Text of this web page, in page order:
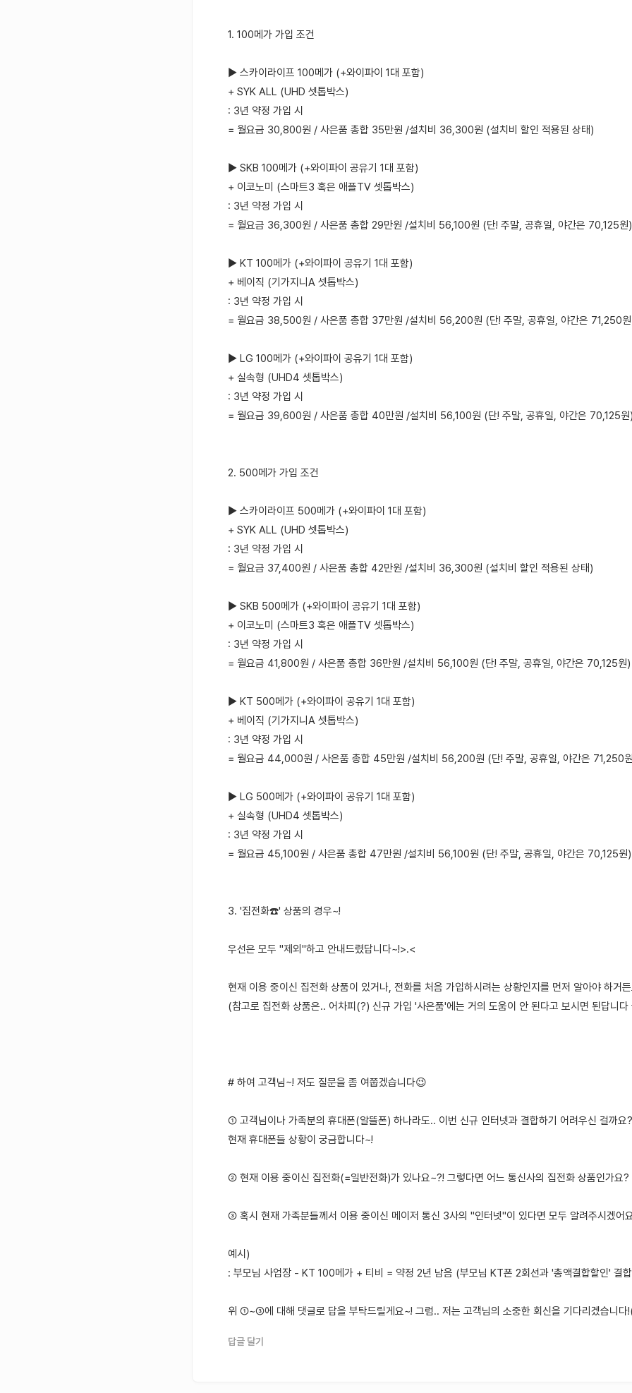
1. 100메가 가입 조건
▶ 스카이라이프 100메가 (+와이파이 1대 포함)
+ SYK ALL (UHD 셋톱박스)
: 3년 약정 가입 시
= 월요금 30,800원 / 사은품 총합 35만원 /설치비 36,300원 (설치비 할인 적용된 상태)
▶ SKB 100메가 (+와이파이 공유기 1대 포함)
+ 이코노미 (스마트3 혹은 애플TV 셋톱박스)
: 3년 약정 가입 시
= 월요금 36,300원 / 사은품 총합 29만원 /설치비 56,100원 (단! 주말, 공휴일, 야간은 70,125원)
▶ KT 100메가 (+와이파이 공유기 1대 포함)
+ 베이직 (기가지니A 셋톱박스)
: 3년 약정 가입 시
= 월요금 38,500원 / 사은품 총합 37만원 /설치비 56,200원 (단! 주말, 공휴일, 야간은 71,250
▶ LG 100메가 (+와이파이 공유기 1대 포함)
+ 실속형 (UHD4 셋톱박스)
: 3년 약정 가입 시
= 월요금 39,600원 / 사은품 총합 40만원 /설치비 56,100원 (단! 주말, 공휴일, 야간은 70,125
2. 500메가 가입 조건
▶ 스카이라이프 500메가 (+와이파이 1대 포함)
+ SYK ALL (UHD 셋톱박스)
: 3년 약정 가입 시
= 월요금 37,400원 / 사은품 총합 42만원 /설치비 36,300원 (설치비 할인 적용된 상태)
▶ SKB 500메가 (+와이파이 공유기 1대 포함)
+ 이코노미 (스마트3 혹은 애플TV 셋톱박스)
: 3년 약정 가입 시
= 월요금 41,800원 / 사은품 총합 36만원 /설치비 56,100원 (단! 주말, 공휴일, 야간은 70,125원)
▶ KT 500메가 (+와이파이 공유기 1대 포함)
+ 베이직 (기가지니A 셋톱박스)
: 3년 약정 가입 시
= 월요금 44,000원 / 사은품 총합 45만원 /설치비 56,200원 (단! 주말, 공휴일, 야간은 71,250
▶ LG 500메가 (+와이파이 공유기 1대 포함)
+ 실속형 (UHD4 셋톱박스)
: 3년 약정 가입 시
= 월요금 45,100원 / 사은품 총합 47만원 /설치비 56,100원 (단! 주말, 공휴일, 야간은 70,125원)
3. '집전화☎️' 상품의 경우~!
우선은 모두 "제외"하고 안내드렸답니다~!>.<
현재 이용 중이신 집전화 상품이 있거나, 전화를 처음 가입하시려는 상황인지를 먼저 알아야 하거
(참고로 집전화 상품은.. 어차피(?) 신규 가입 '사은품'에는 거의 도움이 안 된다고 보시면 된답니다
# 하여 고객님~! 저도 질문을 좀 여쭙겠습니다😉
① 고객님이나 가족분의 휴대폰(알뜰폰) 하나라도.. 이번 신규 인터넷과 결합하기 어려우신 걸까요?
현재 휴대폰들 상황이 궁금합니다~!
② 현재 이용 중이신 집전화(=일반전화)가 있나요~?! 그렇다면 어느 통신사의 집전화 상품인가요?
③ 혹시 현재 가족분들께서 이용 중이신 메이저 통신 3사의 "인터넷"이 있다면 모두 알려주시겠어
예시)
: 부모님 사업장 - KT 100메가 + 티비 = 약정 2년 남음 (부모님 KT폰 2회선과 '총액결합할인' 결
위 ①~③에 대해 댓글로 답을 부탁드릴게요~! 그럼.. 저는 고객님의 소중한 회신을 기다리겠습니
답글 달기